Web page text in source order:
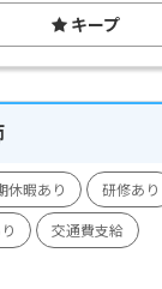
キープ
休暇あり
研修あり
交通費支給